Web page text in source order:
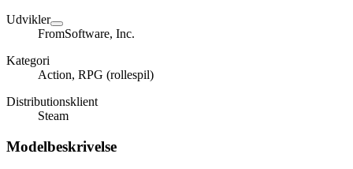
Udvikler
FromSoftware, Inc.
Kategori
Action, RPG (rollespil)
Distributionsklient
Steam
Modelbeskrivelse